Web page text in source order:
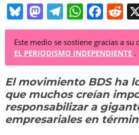
Bl
u
e
sk
y
M
a
st
o
d
o
n
T
el
e
gr
a
m
W
h
at
s
A
p
p
F
a
c
e
b
o
o
k
R
e
d
di
t
Este medio se sostiene gracias a su
EL PERIODISMO INDEPENDIENTE .
El movimiento BDS ha
que muchos creían
responsabilizar a
empresariales en